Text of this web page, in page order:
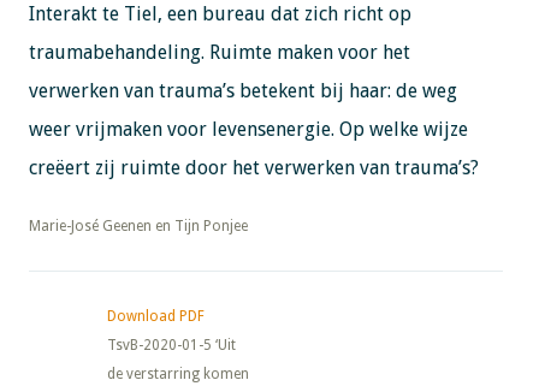
Interakt te Tiel, een bureau dat zich richt op
traumabehandeling. Ruimte maken voor het
verwerken van trauma’s betekent bij haar: de weg
weer vrijmaken voor levensenergie. Op welke wijze
creëert zij ruimte door het verwerken van trauma’s?
​​​​​​​Marie-José Geenen en Tijn Ponjee
Download PDF
TsvB-2020-01-5 ‘Uit
de verstarring komen